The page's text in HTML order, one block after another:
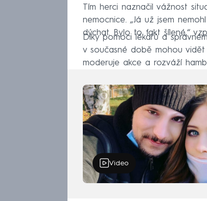
Tím herci naznačil vážnost
nemocnice. „Já už jsem
dýchat. Bylo to fakt šílené,“
Díky pomoci lékařů a
v současné době mohou
moderuje akce a rozváží
Video